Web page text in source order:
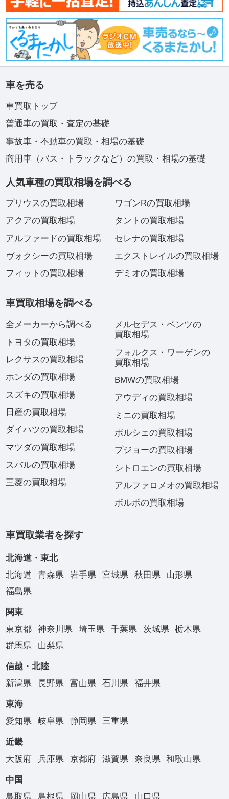
車を売る
車買取トップ
普通車の買取・査定の基礎
事故車・不動車の買取・相場の基礎
商用車（バス・トラックなど）の買取・相場の基礎
人気車種の買取相場を調べる
プリウスの買取相場
アクアの買取相場
アルファードの買取相場
ヴォクシーの買取相場
フィットの買取相場
ワゴンRの買取相場
タントの買取相場
セレナの買取相場
エクストレイルの買取相場
デミオの買取相場
車買取相場を調べる
全メーカーから調べる
トヨタの買取相場
レクサスの買取相場
ホンダの買取相場
スズキの買取相場
日産の買取相場
ダイハツの買取相場
マツダの買取相場
スバルの買取相場
三菱の買取相場
メルセデス・ベンツの
買取相場
フォルクス・ワーゲンの
買取相場
BMWの買取相場
アウディの買取相場
ミニの買取相場
ポルシェの買取相場
プジョーの買取相場
シトロエンの買取相場
アルファロメオの買取相場
ボルボの買取相場
車買取業者を探す
北海道・東北
北海道
青森県 岩手県 宮城県 秋田県
山形県
福島県
関東
東京都
神奈川県 埼玉県 千葉県 茨城県
栃木県
群馬県
山梨県
信越・北陸
新潟県
長野県 富山県 石川県 福井県
東海
愛知県
岐阜県 静岡県 三重県
近畿
大阪府
兵庫県 京都府 滋賀県 奈良県 和歌山県
中国
鳥取県
島根県 岡山県 広島県 山口県